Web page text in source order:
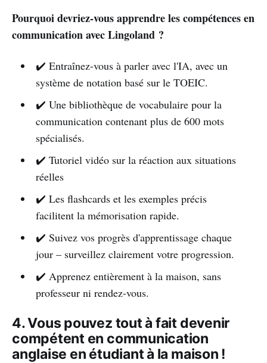
Pourquoi devriez-vous apprendre les compétences en
communication avec Lingoland ?
✔️ Entraînez-vous à parler avec l'IA, avec un
système de notation basé sur le TOEIC.
✔️ Une bibliothèque de vocabulaire pour la
communication contenant plus de 600 mots
spécialisés.
✔️ Tutoriel vidéo sur la réaction aux situations
réelles
✔️ Les flashcards et les exemples précis
facilitent la mémorisation rapide.
✔️ Suivez vos progrès d'apprentissage chaque
jour – surveillez clairement votre progression.
✔️ Apprenez entièrement à la maison, sans
professeur ni rendez-vous.
4. Vous pouvez tout à fait devenir
compétent en communication
anglaise en étudiant à la maison !